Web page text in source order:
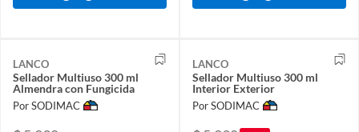
LANCO
Sellador Multiuso 300 ml
Almendra con Fungicida
Por SODIMAC
LANCO
Sellador Multiuso 300 ml
Interior Exterior
Por SODIMAC